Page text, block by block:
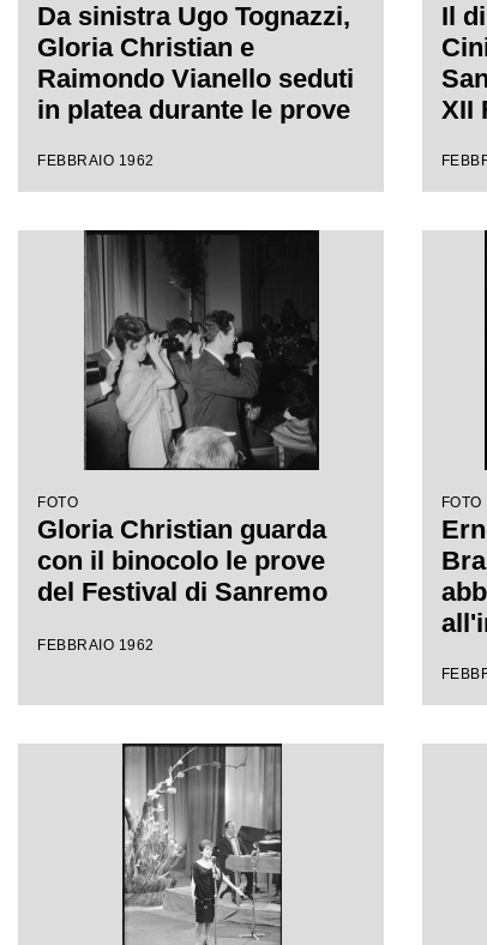
Da sinistra Ugo Tognazzi,
Gloria Christian e
Raimondo Vianello seduti
in platea durante le prove
FEBBRAIO 1962
Il
XII
FOTO
Gloria Christian guarda
con il binocolo le prove
del Festival di Sanremo
FEBBRAIO 1962
FOTO